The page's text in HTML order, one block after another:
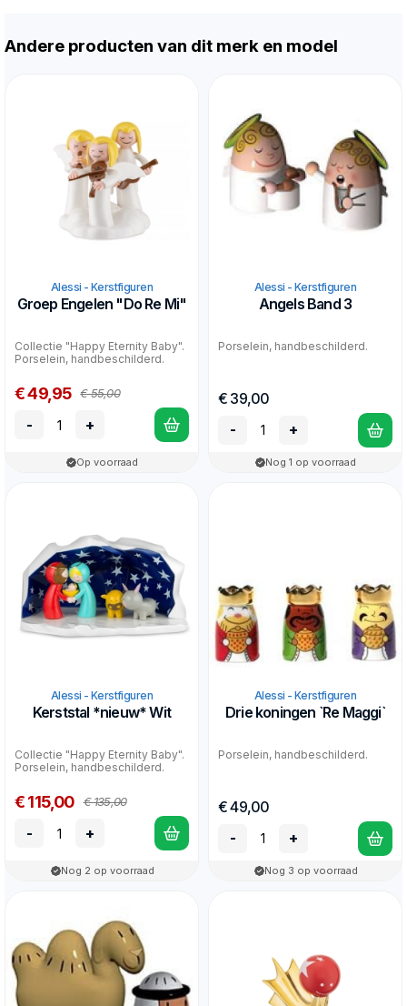
Andere producten van dit merk en model
Alessi - Kerstfiguren
Groep Engelen "Do Re Mi"
Collectie "Happy Eternity Baby".
Porselein, handbeschilderd.
€ 49,95 € 55,00
- +
Op voorraad
Alessi - Kerstfiguren
Angels Band 3
Porselein, handbeschilderd.
€ 39,00
-
+
Nog 1 op voorraad
Alessi - Kerstfiguren
Kerststal *nieuw* Wit
Collectie "Happy Eternity Baby".
Porselein, handbeschilderd.
€ 115,00 € 135,00
- +
Nog 2 op voorraad
Alessi - Kerstfiguren
Drie koningen `Re Maggi`
Porselein, handbeschilderd.
€ 49,00
-
+
Nog 3 op voorraad